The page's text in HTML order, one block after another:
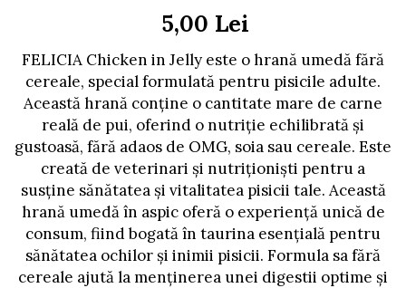
AFECTIUNI AURICULARE
AFECTIUNI DIGESTIVE
AFECTIUNI HEPATICE
AFECTIUNI OCULARE
AFECTIUNI URINARE
IMUNITATE
LAPTE PRAF
AFECTIUNI DERMATOLOGICE
AFECTIUNI DIGESTIVE
AFECTIUNI HEPATICE
AFECTIUNI OCULARE
AFECTIUNI URINARE
IMUNITATE
LAPTE PRAF
5,00 Lei
FELICIA Chicken in Jelly este o hrană umedă fără
cereale, special formulată pentru pisicile adulte.
Această hrană conține o cantitate mare de carne
reală de pui, oferind o nutriție echilibrată și
gustoasă, fără adaos de OMG, soia sau cereale. Este
creată de veterinari și nutriționiști pentru a
susține sănătatea și vitalitatea pisicii tale. Această
hrană umedă în aspic oferă o experiență unică de
consum, fiind bogată în taurina esențială pentru
sănătatea ochilor și inimii pisicii. Formula sa fără
cereale ajută la menținerea unei digestii optime și